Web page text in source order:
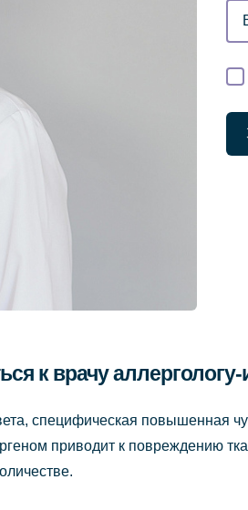
к врачу
специфическая повышенная
приводит к повреждению